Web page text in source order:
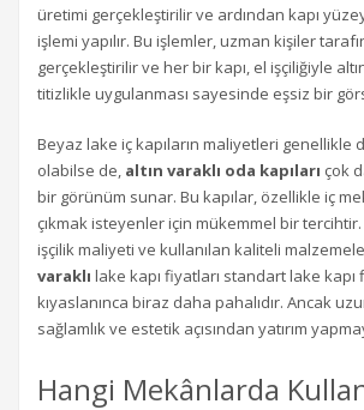
üretimi gerçekleştirilir ve ardından kapı
işlemi yapılır. Bu işlemler, uzman kişiler
gerçekleştirilir ve her bir kapı, el işçiliğiyle
titizlikle uygulanması sayesinde eşsiz bir
Beyaz lake iç kapıların maliyetleri genellikle
olabilse de, altın varaklı oda kapıları çok
bir görünüm sunar. Bu kapılar, özellikle iç
çıkmak isteyenler için mükemmel bir
işçilik maliyeti ve kullanılan kaliteli
varaklı lake kapı fiyatları standart lake kapı
kıyaslanınca biraz daha pahalıdır. Ancak
sağlamlık ve estetik açısından yatırım
Hangi Mekânlarda